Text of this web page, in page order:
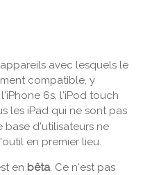
avec lesquels le
compatible, y
6s, l'iPod touch
les iPad qui ne sont pas
base d'utilisateurs ne
en premier lieu.
en bêta . Ce n'est pas